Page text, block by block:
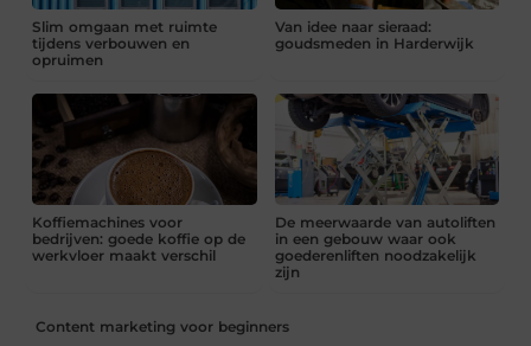
Slim omgaan met ruimte
tijdens verbouwen en
opruimen
Van idee naar sieraad:
goudsmeden in Harderwijk
Koffiemachines voor
bedrijven: goede koffie op de
werkvloer maakt verschil
De meerwaarde van autoliften
in een gebouw waar ook
goederenliften noodzakelijk
zijn
Content marketing voor beginners